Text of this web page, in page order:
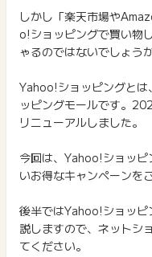
利用頂きますようお願い
もし、異なる【
された場合はポイント獲
■Yahoo!ショッピングア
2) 表示されたYahoo!シ
イン
APAN IDでログイン
4) Yahoo!ショッピング
い物を複数回ご利用され
・他のポイントサイトや
て一度でも同サービス・
します。
サービス・お買い物利用
法がある場合、必ずサイ
各サービス・お買い物に
読みください。
了などのメールは、ポイ
い。
獲得待ち・獲得失敗の状
各サービス・お買い物の
ン期間が予告なしに変更
れた時点の条件が適用され
条件を達成しているかど
ません。
そのため、ポイントタウ
広告主様に直接行わない
り、急遽終了となる場合
広告に遷移しない場合は
得できませんので、ご注
しかし「楽天市場や
o!ショッピングで買い物
ゃるのではないでしょう
Yahoo!ショッピングと
ッピングモールです。
リニューアルしました。
今回は、Yahoo!ショッ
いお得なキャンペーンを
後半ではYahoo!ショッピ
説しますので、ネットシ
てください。